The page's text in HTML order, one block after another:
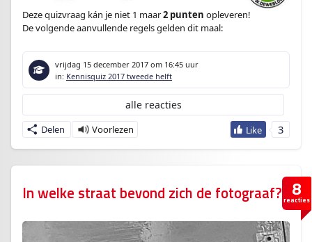
Deze quizvraag kán je niet 1 maar2 punten opleveren!
De volgende aanvullende regels gelden dit maal:
vrijdag 15 december 2017 om 16:45 uur
in: Kennisquiz 2017 tweede helft
3
Delen
alle reacties
8
reacties
In welke straat bevond zich de fotograaf?